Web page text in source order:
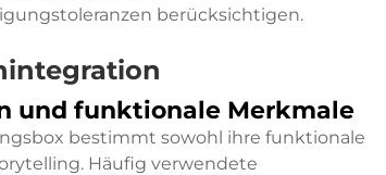
berücksichtigen.
und funktionale Merkmale
bestimmt sowohl ihre funktionale
Häufig verwendete